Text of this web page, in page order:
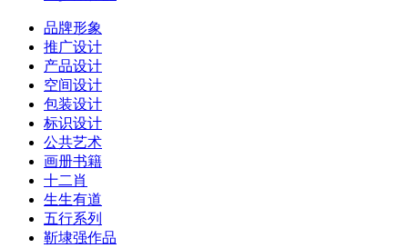
品牌形象
推广设计
产品设计
空间设计
包装设计
标识设计
公共艺术
画册书籍
十二肖
生生有道
五行系列
靳埭强作品